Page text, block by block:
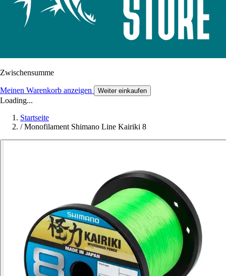
Zwischensumme
Meinen Warenkorb anzeigen Weiter einkaufen
Loading...
Startseite
/ Monofilament Shimano Line Kairiki 8